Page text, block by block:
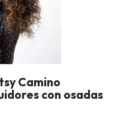
Camino
con osadas